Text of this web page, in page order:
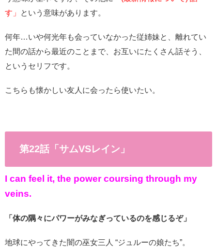
す」
という意味があります。
何年…いや何光年も会っていなかった従姉妹と、離れてい
た間の話から最近のことまで、お互いにたくさん話そう、
というセリフです。
こちらも懐かしい友人に会ったら使いたい。
第22話「サムVSレイン」
I can feel it, the power coursing through my
veins.
「体の隅々にパワーがみなぎっているのを感じるぞ」
地球にやってきた闇の巫女三人 “ジュルーの娘たち”。